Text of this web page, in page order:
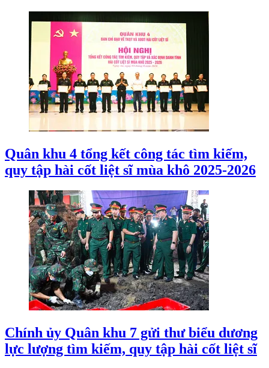
Quân khu 4 tổng kết công tác tìm kiếm,
quy tập hài cốt liệt sĩ mùa khô 2025-2026
Chính ủy Quân khu 7 gửi thư biểu dương
lực lượng tìm kiếm, quy tập hài cốt liệt sĩ